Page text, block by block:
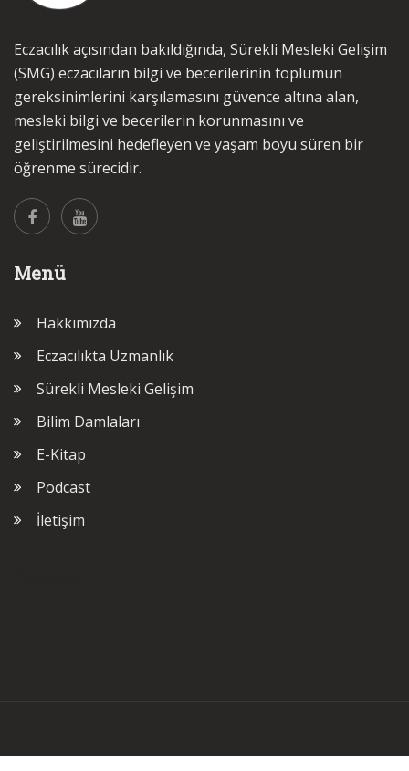
Eczacılık açısından bakıldığında, Sürekli Mesleki Gelişim
(SMG) eczacıların bilgi ve becerilerinin toplumun
gereksinimlerini karşılamasını güvence altına alan,
mesleki bilgi ve becerilerin korunmasını ve
geliştirilmesini hedefleyen ve yaşam boyu süren bir
öğrenme sürecidir.
Menü
Hakkımızda
Eczacılıkta Uzmanlık
Sürekli Mesleki Gelişim
Bilim Damlaları
E-Kitap
Podcast
İletişim